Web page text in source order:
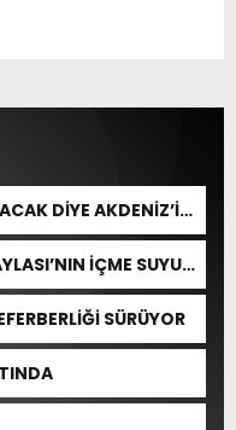
DİYE AKDENİZ’İ
İÇME SUYU
SÜRÜYOR